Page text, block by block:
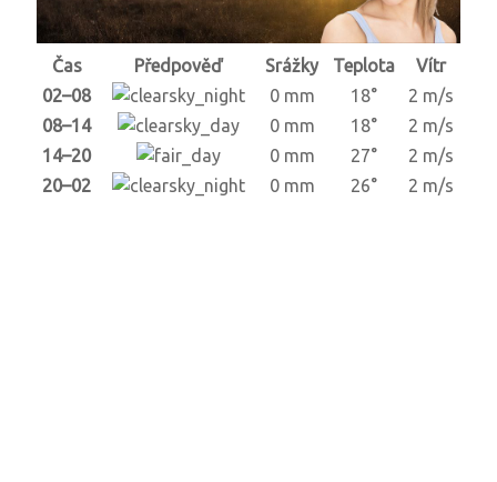
Čas Předpověď Srážky Teplota
Vítr
02–08
0 mm 18°
2 m/s
08–14
0 mm 18°
2 m/s
14–20
0 mm 27°
2 m/s
20–02
0 mm 26° 2 m/s